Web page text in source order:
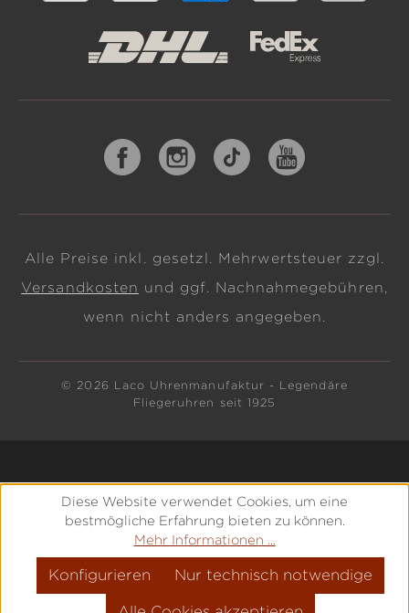
Alle Preise inkl. gesetzl. Mehrwertsteuer zzgl.
Versandkosten und ggf. Nachnahmegebühren,
wenn nicht anders angegeben.
© 2026 Laco Uhrenmanufaktur - Legendäre
Fliegeruhren seit 1925
Diese Website verwendet Cookies, um eine
bestmögliche Erfahrung bieten zu können.
Mehr Informationen ...
Nur technisch notwendige
Konfigurieren